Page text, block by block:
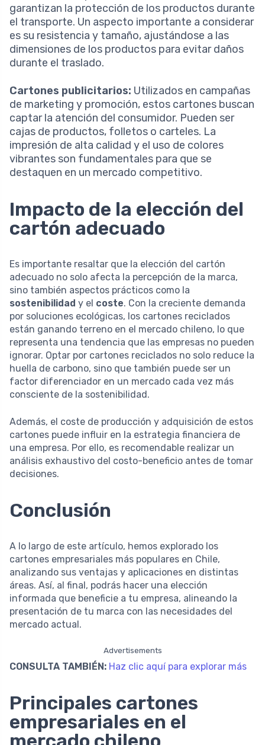
garantizan la protección de los productos durante
el transporte. Un aspecto importante a considerar
es su resistencia y tamaño, ajustándose a las
dimensiones de los productos para evitar daños
durante el traslado.
Cartones publicitarios: Utilizados en campañas
de marketing y promoción, estos cartones buscan
captar la atención del consumidor. Pueden ser
cajas de productos, folletos o carteles. La
impresión de alta calidad y el uso de colores
vibrantes son fundamentales para que se
destaquen en un mercado competitivo.
Impacto de la elección del
cartón adecuado
Es importante resaltar que la elección del cartón
adecuado no solo afecta la percepción de la marca,
sino también aspectos prácticos como la
sostenibilidad y el coste. Con la creciente demanda
por soluciones ecológicas, los cartones reciclados
están ganando terreno en el mercado chileno, lo que
representa una tendencia que las empresas no pueden
ignorar. Optar por cartones reciclados no solo reduce la
huella de carbono, sino que también puede ser un
factor diferenciador en un mercado cada vez más
consciente de la sostenibilidad.
Además, el coste de producción y adquisición de estos
cartones puede influir en la estrategia financiera de
una empresa. Por ello, es recomendable realizar un
análisis exhaustivo del costo-beneficio antes de tomar
decisiones.
Conclusión
A lo largo de este artículo, hemos explorado los
cartones empresariales más populares en Chile,
analizando sus ventajas y aplicaciones en distintas
áreas. Así, al final, podrás hacer una elección
informada que beneficie a tu empresa, alineando la
presentación de tu marca con las necesidades del
mercado actual.
Advertisements
CONSULTA TAMBIÉN: Haz clic aquí para explorar más
Principales cartones
empresariales en el